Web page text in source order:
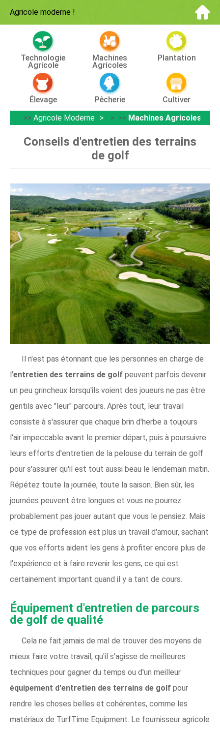
Agricole moderne !
Technologie
Agricole
Machines
Agricoles
Plantation
Élevage Pêcherie
Cultiver
>> Agricole Moderne > >> Machines Agricoles
Conseils d'entretien des terrains
de golf
Il n'est pas étonnant que les personnes en charge de
l'entretien des terrains de golf peuvent parfois devenir
un peu grincheux lorsqu'ils voient des joueurs ne pas être
gentils avec "leur" parcours. Après tout, leur travail
consiste à s'assurer que chaque brin d'herbe a toujours
l'air impeccable avant le premier départ, puis à poursuivre
leurs efforts d'entretien de la pelouse du terrain de golf
pour s'assurer qu'il est tout aussi beau le lendemain matin.
Répétez toute la journée, toute la saison. Bien sûr, les
journées peuvent être longues et vous ne pourrez
probablement pas jouer autant que vous le pensiez. Mais
ce type de profession est plus un travail d'amour, sachant
que vos efforts aident les gens à profiter encore plus de
l'expérience et à faire revenir les gens, ce qui est
certainement important quand il y a tant de cours.
Équipement d'entretien de parcours
de golf de qualité
Cela ne fait jamais de mal de trouver des moyens de
mieux faire votre travail, qu'il s'agisse de meilleures
techniques pour gagner du temps ou d'un meilleur
équipement d'entretien des terrains de golf pour
rendre les choses belles et cohérentes, comme les
matériaux de TurfTime Equipment. Le fournisseur agricole